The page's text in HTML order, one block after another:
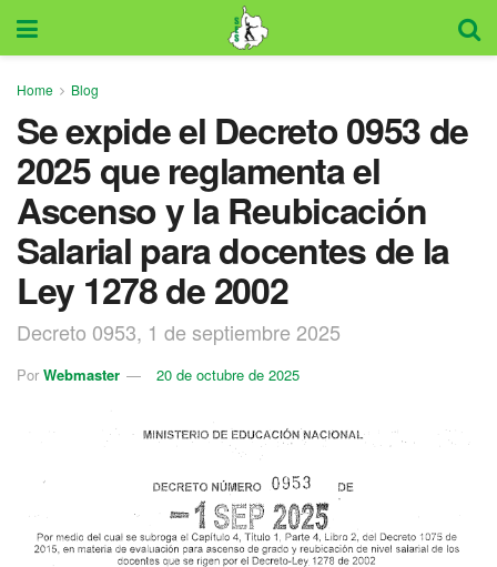
Home Blog
Se expide el Decreto 0953 de
2025 que reglamenta el
Ascenso y la Reubicación
Salarial para docentes de la
Ley 1278 de 2002
Decreto 0953, 1 de septiembre 2025
Por Webmaster 20 de octubre de 2025